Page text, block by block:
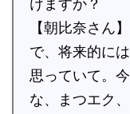
けますか？
【朝比奈さん
で、将来的に
思っていて。
な、まつエク